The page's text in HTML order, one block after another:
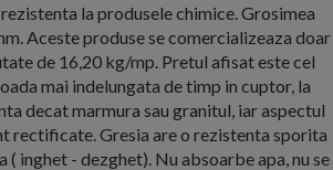
la produsele chimice. Grosimea
Aceste produse se comercializeaza doar
de 16,20 kg/mp. Pretul afisat este cel
mai indelungata de timp in cuptor, la
decat marmura sau granitul, iar aspectul
rectificate. Gresia are o rezistenta sporita
inghet - dezghet). Nu absoarbe apa, nu se